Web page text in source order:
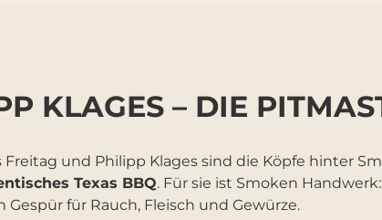
KLAGES – DIE
Freitag und Philipp Klages sind die Köpfe hinter
Texas BBQ. Für sie ist Smoken
Gespür für Rauch, Fleisch und Gewürze.